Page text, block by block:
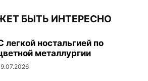
БЫТЬ ИНТЕРЕСНО
легкой ностальгией по
металлургии